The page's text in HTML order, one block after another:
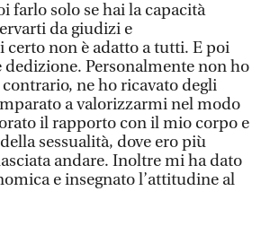
farlo solo se hai la capacità
da giudizi e
non è adatto a tutti. E poi
dedizione. Personalmente non ho
ne ho ricavato degli
a valorizzarmi nel modo
il rapporto con il mio corpo e
sessualità, dove ero più
andare. Inoltre mi ha dato
e insegnato l’attitudine al